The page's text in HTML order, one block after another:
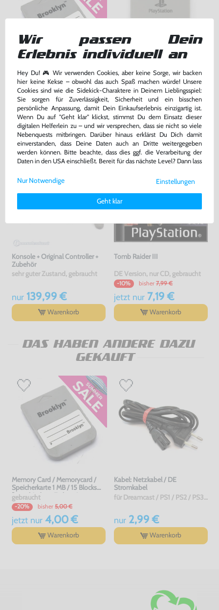
Memory Card / Memorycard /
Speicherkarte 1 MB / 15 Blocks
[verschiedene Farben &
Hersteller]
gebraucht
-20% bisher 5,00 €
jetzt nur4,00 €
Warenkorb
Original Sony Memory Card /
Speicherkarte #grau / SCPH-
1020
gebraucht
nur29,99 €
Warenkorb
Konsole + Original Controller +
Zubehör
sehr guter Zustand, gebraucht
nur139,99 €
Warenkorb
Tomb Raider III
DE Version, nur CD, gebraucht
-10% bisher 7,99 €
jetzt nur7,19 €
Warenkorb
DAS HABEN ANDERE DAZU
GEKAUFT
Memory Card / Memorycard /
Speicherkarte 1 MB / 15 Blocks
[verschiedene Farben &
Hersteller]
gebraucht
-20% bisher 5,00 €
jetzt nur4,00 €
Warenkorb
Kabel: Netzkabel / DE
Stromkabel
für Dreamcast / PS1 / PS2 / PS3 / PS4 / Saturn / Xbox / 3DO, gebraucht
nur2,99 €
Warenkorb
Wir passen Dein
Erlebnis individuell an
Hey Du! 🎮 Wir verwenden Cookies, aber keine Sorge, wir backen
hier keine Kekse – obwohl das auch Spaß machen würde! Unsere
Cookies sind wie die Sidekick-Charaktere in Deinem Lieblingsspiel:
Sie sorgen für Zuverlässigkeit, Sicherheit und ein bisschen
persönliche Anpassung, damit Dein Einkaufserlebnis einzigartig ist.
Wenn Du auf "Geht klar" klickst, stimmst Du dem Einsatz dieser
digitalen Helferlein zu – und wir versprechen, dass sie nicht so viele
Nebenquests mitbringen. Darüber hinaus erklärst Du Dich damit
einverstanden, dass Deine Daten auch an Dritte weitergegeben
werden können. Bitte beachte, dass dies ggf. die Verarbeitung der
Daten in den USA einschließt. Bereit für das nächste Level? Dann lass
Weitere Informationen zu den von uns verwendeten Cookies und
Deinen Rechten als Nutzer findest Du in unsererDaten­schutz­
Impressum.
Einstellungen
Geht klar
Nur Notwendige